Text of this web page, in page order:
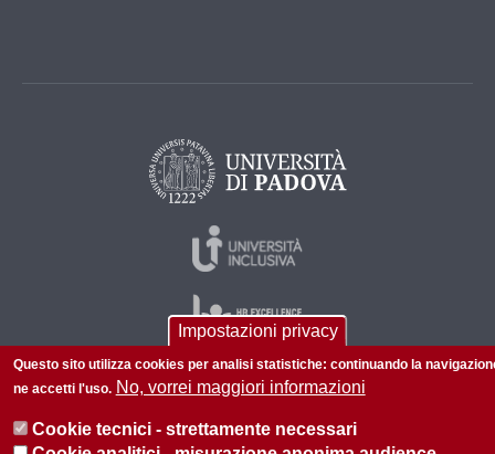
Impostazioni privacy
Questo sito utilizza cookies per analisi statistiche: continuando la
ne accetti l'uso. No, vorrei maggiori informazioni
Cookie tecnici - strettamente necessari